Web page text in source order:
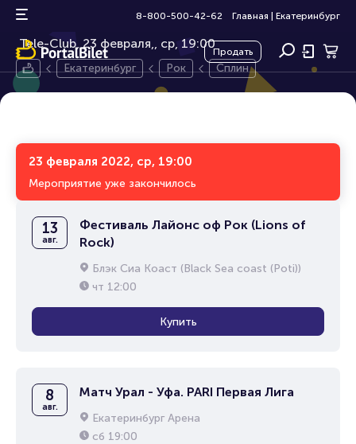
8-800-500-42-62 Главная Екатеринбург
Продать
Сплин
Tele-Club, 23 февраля, ср, 19:00
Екатеринбург Рок Сплин
23 февраля 2022, ср, 19:00
Мероприятие уже закончилось
13
авг.
Фестиваль Лайонс оф Рок (Lions of
Rock)
Блэк Сиа Коаст (Black Sea coast (Poti))
чт 12:00
Купить
8
авг.
Матч Урал - Уфа. PARI Первая Лига
Екатеринбург Арена
сб 19:00